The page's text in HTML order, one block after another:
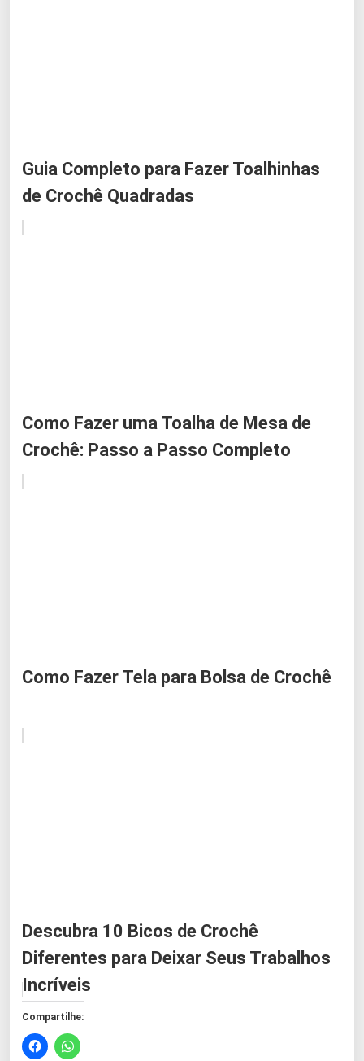
Guia Completo para Fazer Toalhinhas
de Crochê Quadradas
Como Fazer uma Toalha de Mesa de
Crochê: Passo a Passo Completo
Como Fazer Tela para Bolsa de Crochê
Descubra 10 Bicos de Crochê
Diferentes para Deixar Seus Trabalhos
Incríveis
Compartilhe: